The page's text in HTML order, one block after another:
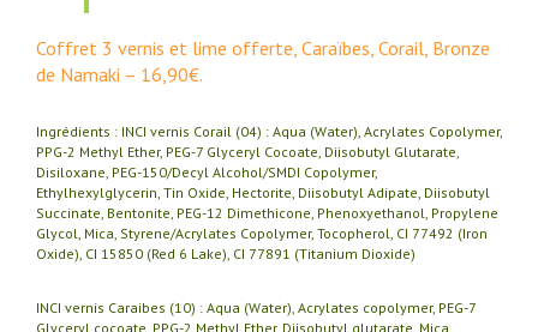
Coffret 3 vernis et lime offerte, Caraïbes, Corail, Bronze
de Namaki – 16,90€.
Ingrédients : INCI vernis Corail (04) : Aqua (Water), Acrylates Copolymer,
PPG-2 Methyl Ether, PEG-7 Glyceryl Cocoate, Diisobutyl Glutarate,
Disiloxane, PEG-150/Decyl Alcohol/SMDI Copolymer,
Ethylhexylglycerin, Tin Oxide, Hectorite, Diisobutyl Adipate, Diisobutyl
Succinate, Bentonite, PEG-12 Dimethicone, Phenoxyethanol, Propylene
Glycol, Mica, Styrene/Acrylates Copolymer, Tocopherol, CI 77492 (Iron
Oxide), CI 15850 (Red 6 Lake), CI 77891 (Titanium Dioxide)
INCI vernis Caraibes (10) : Aqua (Water), Acrylates copolymer, PEG-7
Glyceryl cocoate, PPG-2 Methyl Ether, Diisobutyl glutarate, Mica,